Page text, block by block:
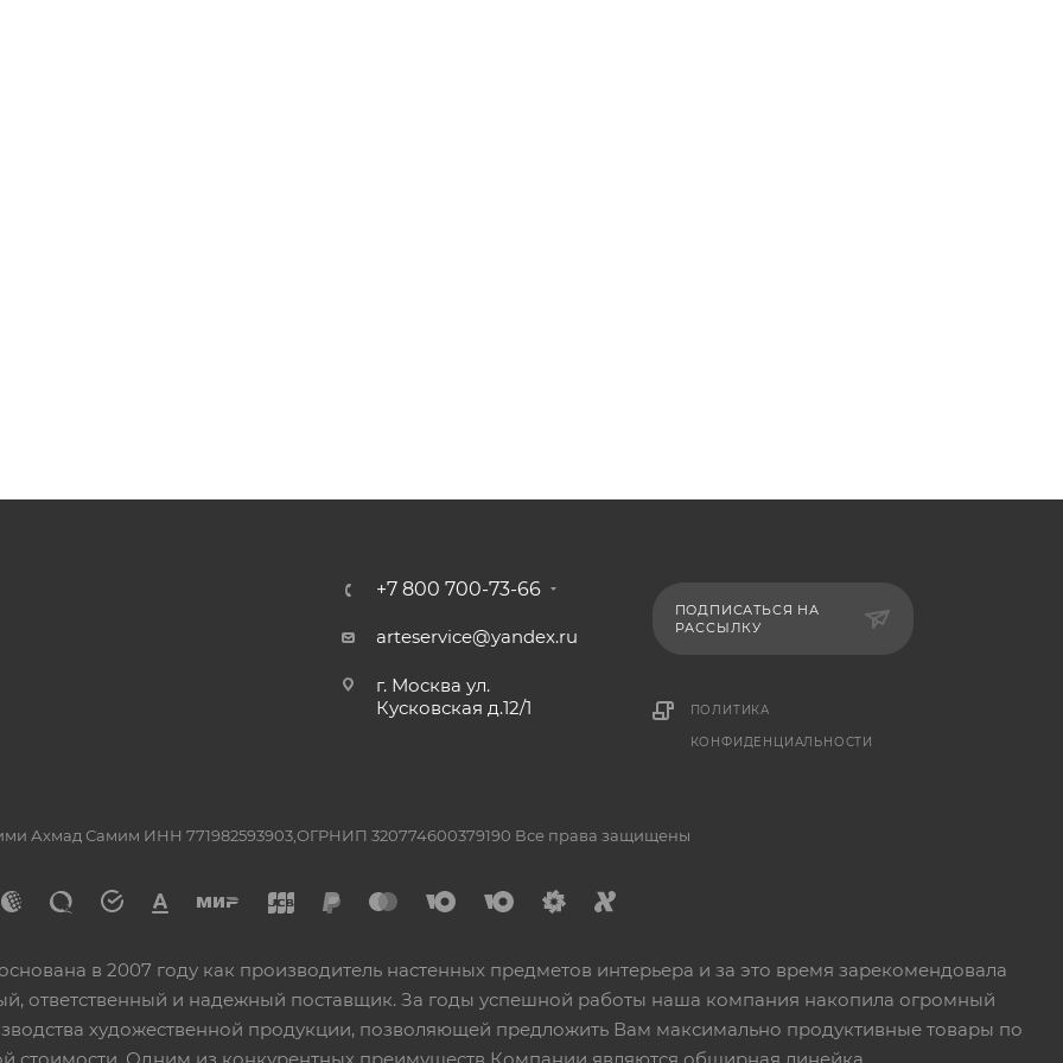
+7 800 700-73-66
arteservice@yandex.ru
г. Москва ул.
Кусковская д.12/1
ПОДПИСАТЬСЯ НА
РАССЫЛКУ
ПОЛИТИКА
КОНФИДЕНЦИАЛЬНОСТИ
Ахмад Самим ИНН 771982593903,ОГРНИП 320774600379190 Все права защищены
в 2007 году как производитель настенных предметов интерьера и за это время зарекомендовала
ответственный и надежный поставщик. За годы успешной работы наша компания накопила огромный
художественной продукции, позволяющей предложить Вам максимально продуктивные товары по